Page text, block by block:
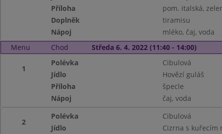
Příloha
pom. italská,
Doplněk
tiramisu
Nápoj
mléko, čaj, voda
Menu
Chod Středa 6. 4. 2022 (11:40 - 14:00)
1
Polévka
Cibulová
Jídlo
Hovězí guláš
Příloha
špecle
Nápoj
čaj, voda
2
Polévka
Cibulová
Jídlo
Cizrna s kuřecím